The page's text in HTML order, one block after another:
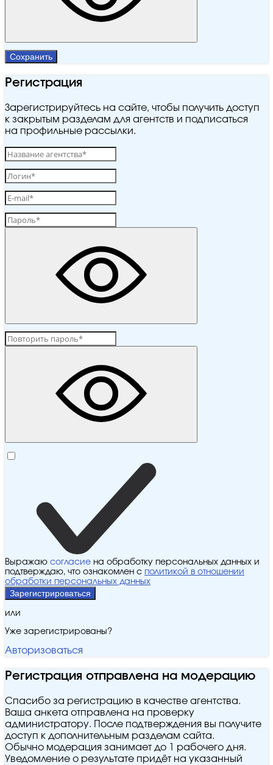
Сохранить
Регистрация
Зарегистрируйтесь на сайте, чтобы получить доступ
к закрытым разделам для агентств и подписаться
на профильные рассылки.
Выражаю согласие на обработку персональных данных и
подтверждаю, что ознакомлен с политикой в отношении
обработки персональных данных
Зарегистрироваться
или
Уже зарегистрированы?
Авторизоваться
Регистрация отправлена на модерацию
Спасибо за регистрацию в качестве агентства.
Ваша анкета отправлена на проверку
администратору. После подтверждения вы получите
доступ к дополнительным разделам сайта.
Обычно модерация занимает до 1 рабочего дня.
Уведомление о результате придёт на указанный